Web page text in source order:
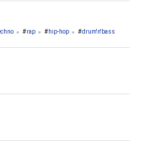
rap hip-hop drum'n'bass